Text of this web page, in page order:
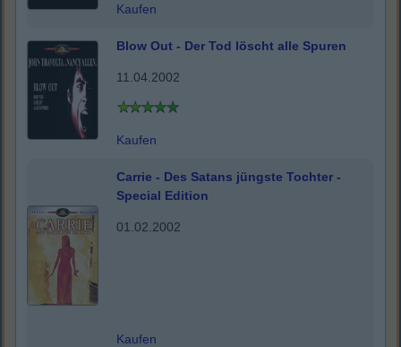
Kaufen
Blow Out - Der Tod löscht alle Spuren
11.04.2002
Kaufen
Carrie - Des Satans jüngste Tochter -
Special Edition
01.02.2002
Kaufen